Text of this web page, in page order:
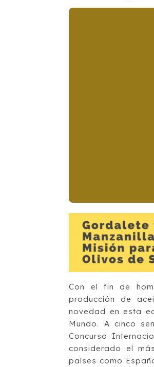
Con el fin de
producción de
novedad en esta
Mundo. A cinco
Concurso
considerado el
países como